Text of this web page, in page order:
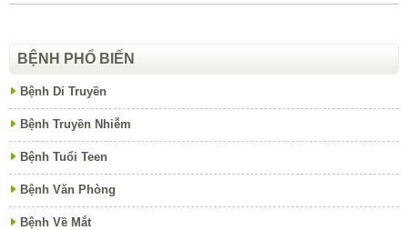
BỆNH PHỔ BIẾN
Bệnh Di Truyền
Bệnh Truyền Nhiễm
Bệnh Tuổi Teen
Bệnh Văn Phòng
Bệnh Về Mắt